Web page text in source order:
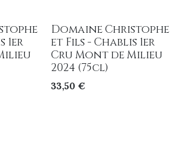
1er
Domaine Christophe
et Fils - Chablis 1er
Cru Mont de Milieu
2024 (75cl)
33,50€